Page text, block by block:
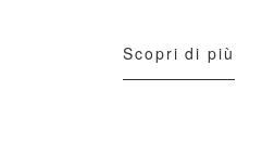
Scopri di più